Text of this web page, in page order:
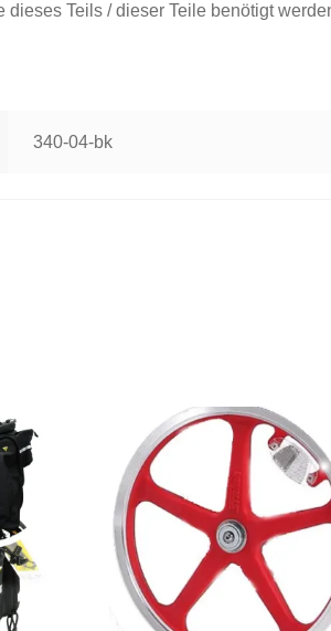
dieses Teils / dieser Teile benötigt
340-04-bk